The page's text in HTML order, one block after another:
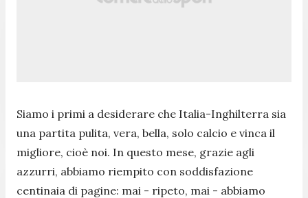
Siamo i primi a desiderare che Italia-Inghilterra sia
una partita pulita, vera, bella, solo calcio e vinca il
migliore, cioè noi. In questo mese, grazie agli
azzurri, abbiamo riempito con soddisfazione
centinaia di pagine: mai - ripeto, mai - abbiamo